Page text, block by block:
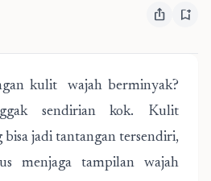
ios_share bookmark_add
kulit wajah berminyak?
sendirian kok. Kulit
jadi tantangan tersendiri,
menjaga tampilan wajah